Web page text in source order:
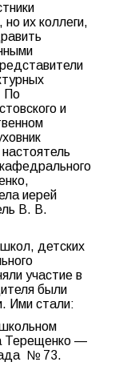
но их коллеги,
По
и
иерей
В. В.
детских
участие в
были
Ими стали:
Терещенко —
№ 73.